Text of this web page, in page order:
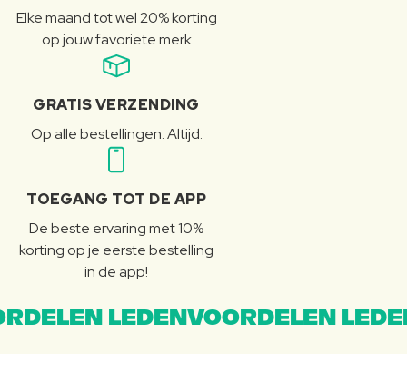
Elke maand tot wel 20% korting
op jouw favoriete merk
GRATIS VERZENDING
Op alle bestellingen. Altijd.
TOEGANG TOT DE APP
De beste ervaring met 10%
korting op je eerste bestelling
in de app!
LEDENVOORDELEN